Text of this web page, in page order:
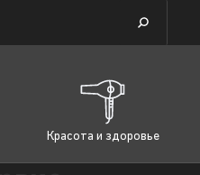
Красота и здоровье